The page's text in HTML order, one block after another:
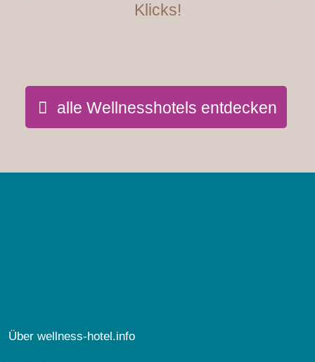
Klicks!
alle Wellnesshotels entdecken
Über wellness-hotel.info